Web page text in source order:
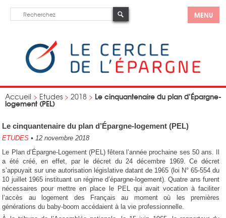
MENU
Accueil > Etudes > 2018 > Le cinquantenaire du plan d’Épargne-
logement (PEL)
Le cinquantenaire du plan d’Épargne-logement (PEL)
ETUDES • 12 novembre 2018
Le Plan d’Épargne-Logement (PEL) fêtera l’année prochaine ses 50 ans. Il
a été créé, en effet, par le décret du 24 décembre 1969. Ce décret
s’appuyait sur une autorisation législative datant de 1965 (loi N° 65-554 du
10 juillet 1965 instituant un régime d’épargne-logement). Quatre ans furent
nécessaires pour mettre en place le PEL qui avait vocation à faciliter
l’accès au logement des Français au moment où les premières
générations du baby-boom accédaient à la vie professionnelle.